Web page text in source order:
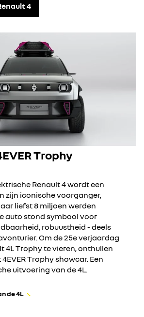
4
Trophy
Renault 4 wordt een
zijn iconische voorganger,
liefst 8 miljoen werden
auto stond symbool voor
robuustheid - deels
Om de 25e verjaardag
4L Trophy te vieren, onthullen
Trophy showcar. Een
uitvoering van de 4L.
de 4L